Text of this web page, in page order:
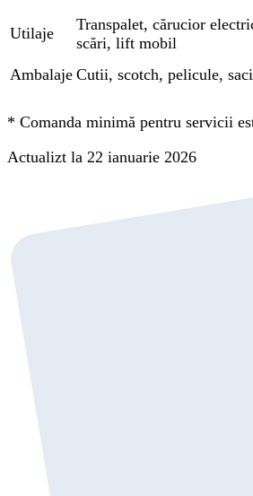
Utilaje
Transpalet, cărucior
scări, lift mobil
Ambalaje Cutii, scotch, pelicule,
* Comanda minimă pentru servicii
Actualizt la 22 ianuarie 2026